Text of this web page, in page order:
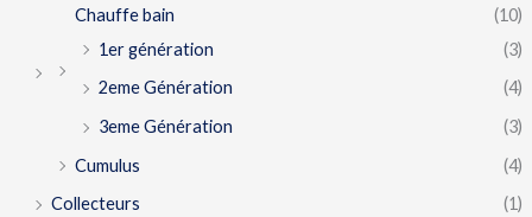
Chauffe bain
(10)
1er génération
(3)
2eme Génération
(4)
3eme Génération
(3)
Cumulus
(4)
Collecteurs
(1)